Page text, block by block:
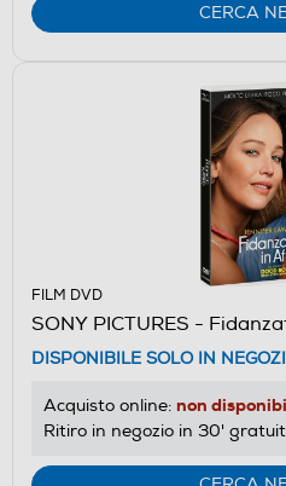
CERCA
FILM DVD
SONY PICTURES -
DISPONIBILE SOLO IN
Acquisto online: non
Ritiro in negozio in 30'